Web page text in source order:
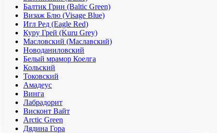
Балтик Грин (Baltic Green)
Визаж Блю (Visage Blue)
Игл Ред (Eagle Red)
Куру Грей (Kuru Grey)
Масловский (Маславский)
Новоданиловский
Белый мрамор Коелга
Кольский
Токовский
Амадеус
Винга
Лабрадорит
Висконт Вайт
Аrctic Green
Дядина Гора